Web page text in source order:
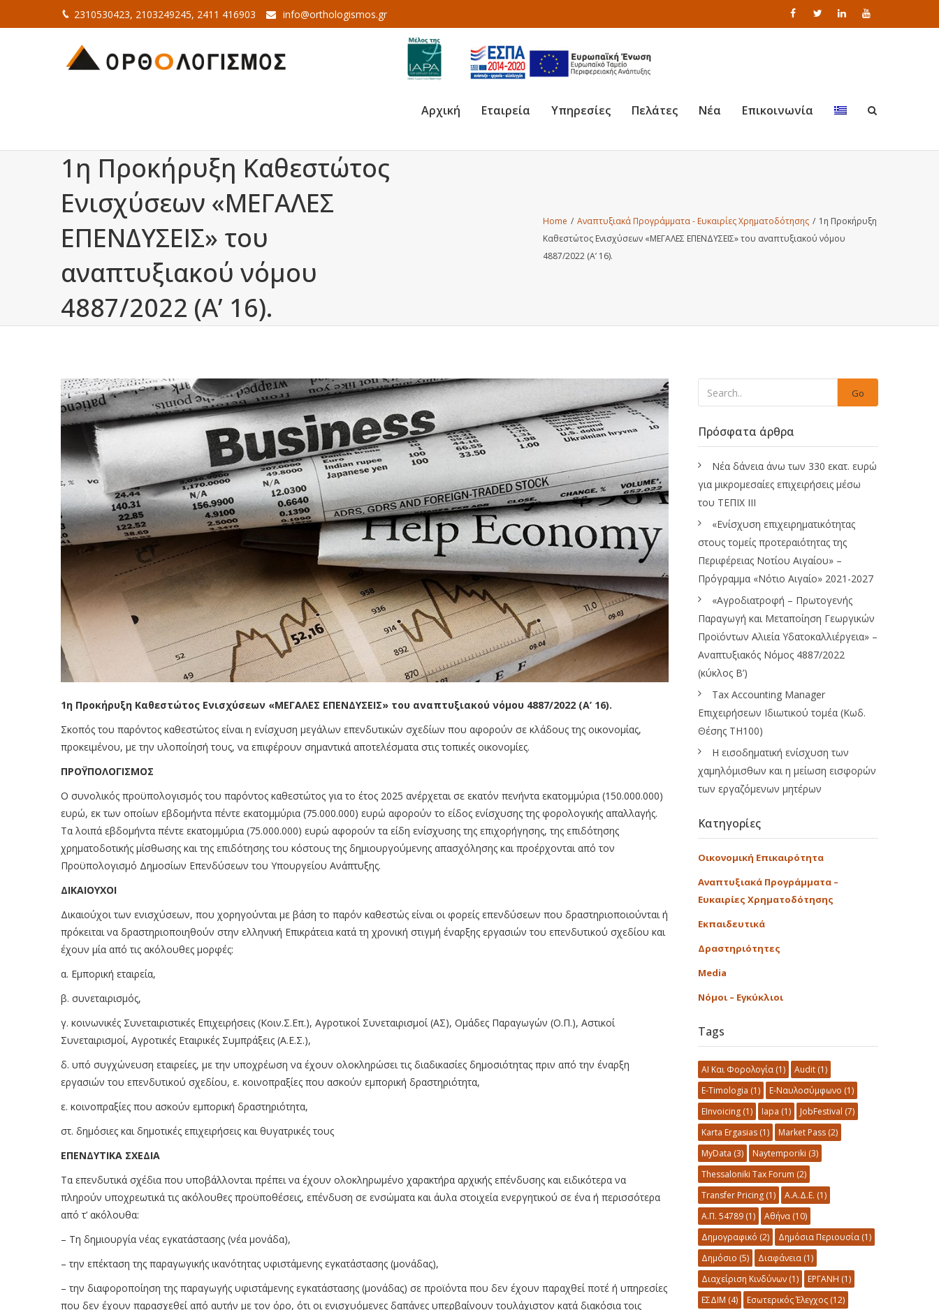
2310530423, 2103249245, 2411 416903 info@orthologismos.gr
Αρχική Εταιρεία Υπηρεσίες Πελάτες Νέα Επικοινωνία
1η Προκήρυξη Καθεστώτος
Ενισχύσεων «ΜΕΓΑΛΕΣ
ΕΠΕΝΔΥΣΕΙΣ» του
αναπτυξιακού νόμου
4887/2022 (Α’ 16).
Home / Αναπτυξιακά Προγράμματα - Ευκαιρίες Χρηματοδότησης / 1η Προκήρυξη
Καθεστώτος Ενισχύσεων «ΜΕΓΑΛΕΣ ΕΠΕΝΔΥΣΕΙΣ» του αναπτυξιακού νόμου
4887/2022 (Α’ 16).
1η Προκήρυξη Καθεστώτος Ενισχύσεων «ΜΕΓΑΛΕΣ ΕΠΕΝΔΥΣΕΙΣ» του αναπτυξιακού νόμου 4887/2022 (Α’ 16).
Σκοπός του παρόντος καθεστώτος είναι η ενίσχυση μεγάλων επενδυτικών σχεδίων που αφορούν σε κλάδους της οικονομίας,
προκειμένου, με την υλοποίησή τους, να επιφέρουν σημαντικά αποτελέσματα στις τοπικές οικονομίες.
ΠΡΟΫΠΟΛΟΓΙΣΜΟΣ
Ο συνολικός προϋπολογισμός του παρόντος καθεστώτος για το έτος 2025 ανέρχεται σε εκατόν πενήντα εκατομμύρια (150.000.000)
ευρώ, εκ των οποίων εβδομήντα πέντε εκατομμύρια (75.000.000) ευρώ αφορούν το είδος ενίσχυσης της φορολογικής απαλλαγής.
Τα λοιπά εβδομήντα πέντε εκατομμύρια (75.000.000) ευρώ αφορούν τα είδη ενίσχυσης της επιχορήγησης, της επιδότησης
χρηματοδοτικής μίσθωσης και της επιδότησης του κόστους της δημιουργούμενης απασχόλησης και προέρχονται από τον
Προϋπολογισμό Δημοσίων Επενδύσεων του Υπουργείου Ανάπτυξης.
ΔΙΚΑΙΟΥΧΟΙ
Δικαιούχοι των ενισχύσεων, που χορηγούνται με βάση το παρόν καθεστώς είναι οι φορείς επενδύσεων που δραστηριοποιούνται ή
πρόκειται να δραστηριοποιηθούν στην ελληνική Επικράτεια κατά τη χρονική στιγμή έναρξης εργασιών του επενδυτικού σχεδίου και
έχουν μία από τις ακόλουθες μορφές:
α. Εμπορική εταιρεία,
β. συνεταιρισμός,
γ. κοινωνικές Συνεταιριστικές Επιχειρήσεις (Κοιν.Σ.Επ.), Αγροτικοί Συνεταιρισμοί (ΑΣ), Ομάδες Παραγωγών (Ο.Π.), Αστικοί
Συνεταιρισμοί, Αγροτικές Εταιρικές Συμπράξεις (Α.Ε.Σ.),
δ. υπό συγχώνευση εταιρείες, με την υποχρέωση να έχουν ολοκληρώσει τις διαδικασίες δημοσιότητας πριν από την έναρξη
εργασιών του επενδυτικού σχεδίου, ε. κοινοπραξίες που ασκούν εμπορική δραστηριότητα,
ε. κοινοπραξίες που ασκούν εμπορική δραστηριότητα,
στ. δημόσιες και δημοτικές επιχειρήσεις και θυγατρικές τους
ΕΠΕΝΔΥΤΙΚΑ ΣΧΕΔΙΑ
Τα επενδυτικά σχέδια που υποβάλλονται πρέπει να έχουν ολοκληρωμένο χαρακτήρα αρχικής επένδυσης και ειδικότερα να
πληρούν υποχρεωτικά τις ακόλουθες προϋποθέσεις, επένδυση σε ενσώματα και άυλα στοιχεία ενεργητικού σε ένα ή περισσότερα
από τ’ ακόλουθα:
– Τη δημιουργία νέας εγκατάστασης (νέα μονάδα),
– την επέκταση της παραγωγικής ικανότητας υφιστάμενης εγκατάστασης (μονάδας),
– την διαφοροποίηση της παραγωγής υφιστάμενης εγκατάστασης (μονάδας) σε προϊόντα που δεν έχουν παραχθεί ποτέ ή υπηρεσίες
που δεν έχουν παρασχεθεί από αυτήν με τον όρο, ότι οι ενισχυόμενες δαπάνες υπερβαίνουν τουλάχιστον κατά διακόσια τοις
Go
Πρόσφατα άρθρα
Νέα δάνεια άνω των 330 εκατ. ευρώ
για μικρομεσαίες επιχειρήσεις μέσω
του ΤΕΠΙΧ ΙΙΙ
«Ενίσχυση επιχειρηματικότητας
στους τομείς προτεραιότητας της
Περιφέρειας Νοτίου Αιγαίου» –
Πρόγραμμα «Νότιο Αιγαίο» 2021-2027
«Αγροδιατροφή – Πρωτογενής
Παραγωγή και Μεταποίηση Γεωργικών
Προϊόντων Αλιεία Υδατοκαλλιέργεια» –
Αναπτυξιακός Νόμος 4887/2022
(κύκλος Β’)
Tax Accounting Manager
Επιχειρήσεων Ιδιωτικού τομέα (Κωδ.
Θέσης ΤΗ100)
Η εισοδηματική ενίσχυση των
χαμηλόμισθων και η μείωση εισφορών
των εργαζόμενων μητέρων
Κατηγορίες
Οικονομική Επικαιρότητα
Αναπτυξιακά Προγράμματα –
Ευκαιρίες Χρηματοδότησης
Εκπαιδευτικά
Δραστηριότητες
Media
Νόμοι – Εγκύκλιοι
Tags
AI Και Φορολογία (1) Audit (1)
E-Timologia (1) E-Ναυλοσύμφωνο (1)
EInvoicing (1) Iapa (1) JobFestival (7)
Karta Ergasias (1) Market Pass (2)
MyData (3) Naytemporiki (3)
Thessaloniki Tax Forum (2)
Transfer Pricing (1) Α.Α.Δ.Ε. (1)
Α.Π. 54789 (1) Αθήνα (10)
Δημογραφικό (2) Δημόσια Περιουσία (1)
Δημόσιο (5) Διαφάνεια (1)
Διαχείριση Κινδύνων (1) ΕΡΓΑΝΗ (1)
ΕΣΔΙΜ (4) Εσωτερικός Έλεγχος (12)